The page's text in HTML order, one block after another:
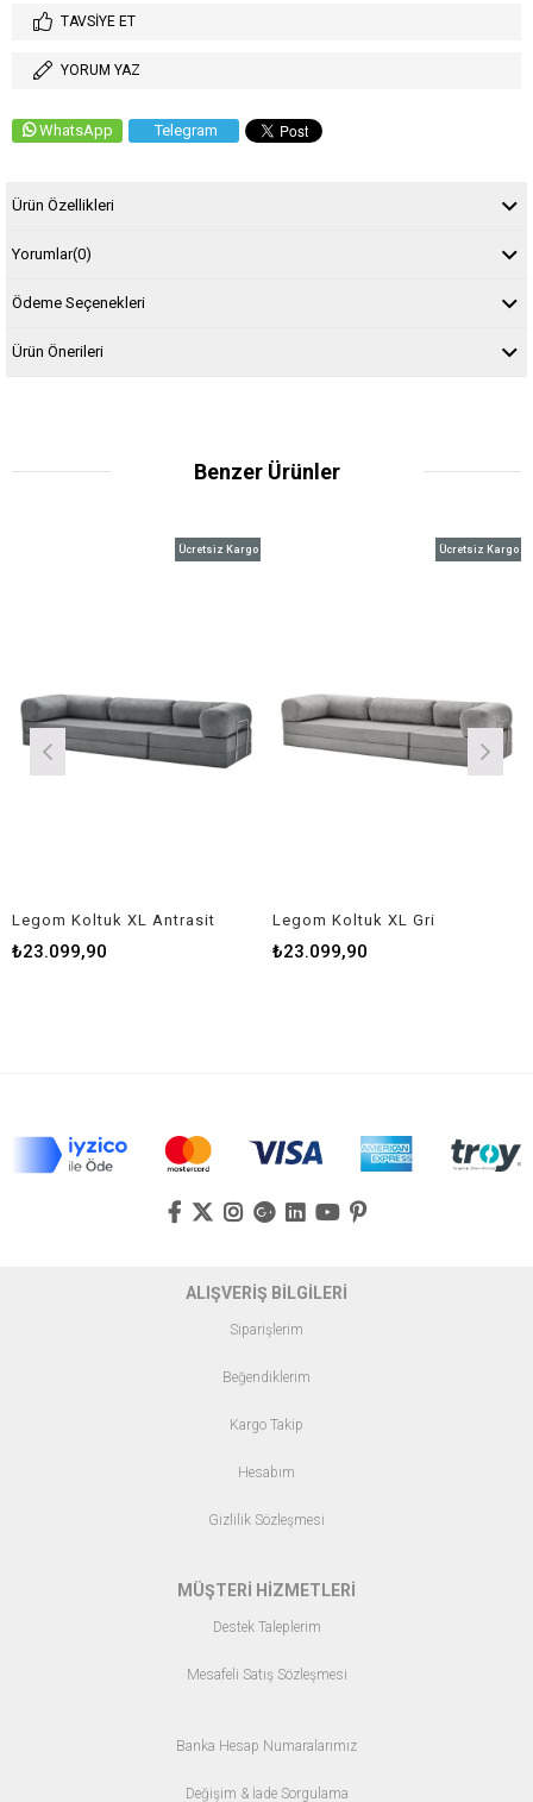
TAVSIYE ET
YORUM YAZ
WhatsApp Telegram
Ürün Özellikleri
Yorumlar(0)
Ödeme Seçenekleri
Ürün Önerileri
Benzer Ürünler
Koltuk XL Antrasit
Ücretsiz Kargo
Legom Koltuk XL Gri
₺23.099,90
Ücretsiz Kargo
ALIŞVERİŞ BİLGİLERİ
Siparişlerim
Beğendiklerim
Kargo Takip
Hesabım
Gizlilik Sözleşmesi
MÜŞTERİ HİZMETLERİ
Destek Taleplerim
Mesafeli Satış Sözleşmesi
Banka Hesap Numaralarımız
Değişim & İade Sorgulama